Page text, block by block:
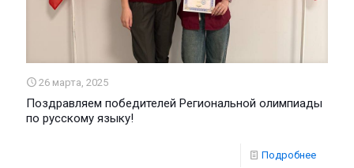
26 марта, 2025
Поздравляем победителей Региональной олимпиады
по русскому языку!
Подробнее